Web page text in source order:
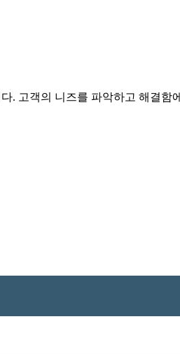
. 고객의 니즈를 파악하고 해결